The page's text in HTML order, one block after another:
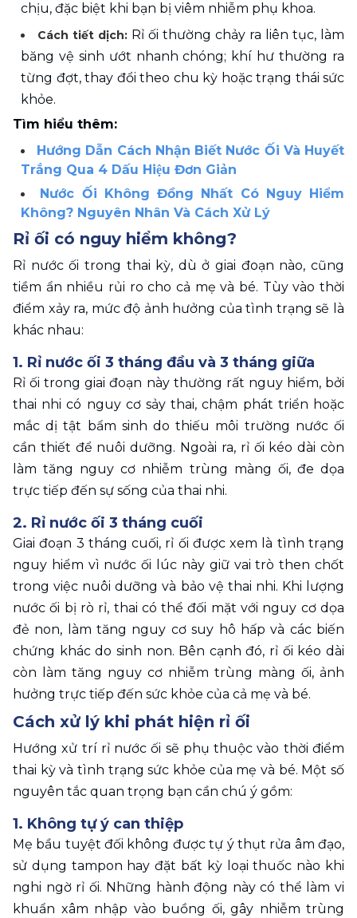
chịu, đặc biệt khi bạn bị viêm nhiễm phụ khoa.
Cách tiết dịch: Rỉ ối thường chảy ra liên tục, làm
băng vệ sinh ướt nhanh chóng; khí hư thường ra
từng đợt, thay đổi theo chu kỳ hoặc trạng thái sức
khỏe.
Tìm hiểu thêm:
Hướng Dẫn Cách Nhận Biết Nước Ối Và Huyết
Trắng Qua 4 Dấu Hiệu Đơn Giản
Nước Ối Không Đồng Nhất Có Nguy Hiểm
Không? Nguyên Nhân Và Cách Xử Lý
Rỉ ối có nguy hiểm không?
Rỉ nước ối trong thai kỳ, dù ở giai đoạn nào, cũng
tiềm ẩn nhiều rủi ro cho cả mẹ và bé. Tùy vào thời
điểm xảy ra, mức độ ảnh hưởng của tình trạng sẽ là
khác nhau:
1. Rỉ nước ối 3 tháng đầu và 3 tháng giữa
Rỉ ối trong giai đoạn này thường rất nguy hiểm, bởi
thai nhi có nguy cơ sảy thai, chậm phát triển hoặc
mắc dị tật bẩm sinh do thiếu môi trường nước ối
cần thiết để nuôi dưỡng. Ngoài ra, rỉ ối kéo dài còn
làm tăng nguy cơ nhiễm trùng màng ối, đe dọa
trực tiếp đến sự sống của thai nhi.
2. Rỉ nước ối 3 tháng cuối
Giai đoạn 3 tháng cuối, rỉ ối được xem là tình trạng
nguy hiểm vì nước ối lúc này giữ vai trò then chốt
trong việc nuôi dưỡng và bảo vệ thai nhi. Khi lượng
nước ối bị rò rỉ, thai có thể đối mặt với nguy cơ dọa
đẻ non, làm tăng nguy cơ suy hô hấp và các biến
chứng khác do sinh non. Bên cạnh đó, rỉ ối kéo dài
còn làm tăng nguy cơ nhiễm trùng màng ối, ảnh
hưởng trực tiếp đến sức khỏe của cả mẹ và bé.
Cách xử lý khi phát hiện rỉ ối
Hướng xử trí rỉ nước ối sẽ phụ thuộc vào thời điểm
thai kỳ và tình trạng sức khỏe của mẹ và bé. Một số
nguyên tắc quan trọng bạn cần chú ý gồm:
1. Không tự ý can thiệp
Mẹ bầu tuyệt đối không được tự ý thụt rửa âm đạo,
sử dụng tampon hay đặt bất kỳ loại thuốc nào khi
nghi ngờ rỉ ối. Những hành động này có thể làm vi
khuẩn xâm nhập vào buồng ối, gây nhiễm trùng